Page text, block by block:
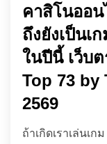
คาสิโนออ
ถึงยังเป็นเ
ในปีนี้ เว็บ
Top 73 by
2569
ถ้าเกิดเราเล่นเ